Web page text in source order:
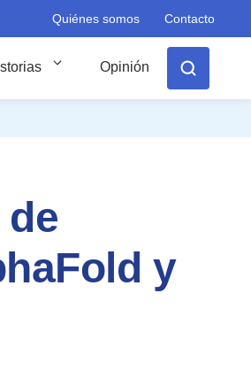
Quiénes somos Contacto
Opinión
y